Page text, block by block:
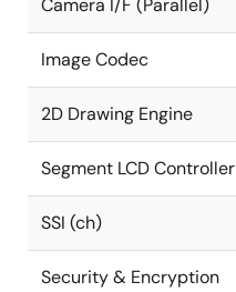
Camera I/F (Parallel)
Image Codec
2D Drawing Engine
Segment LCD Controller
SSI (ch)
Security & Encryption